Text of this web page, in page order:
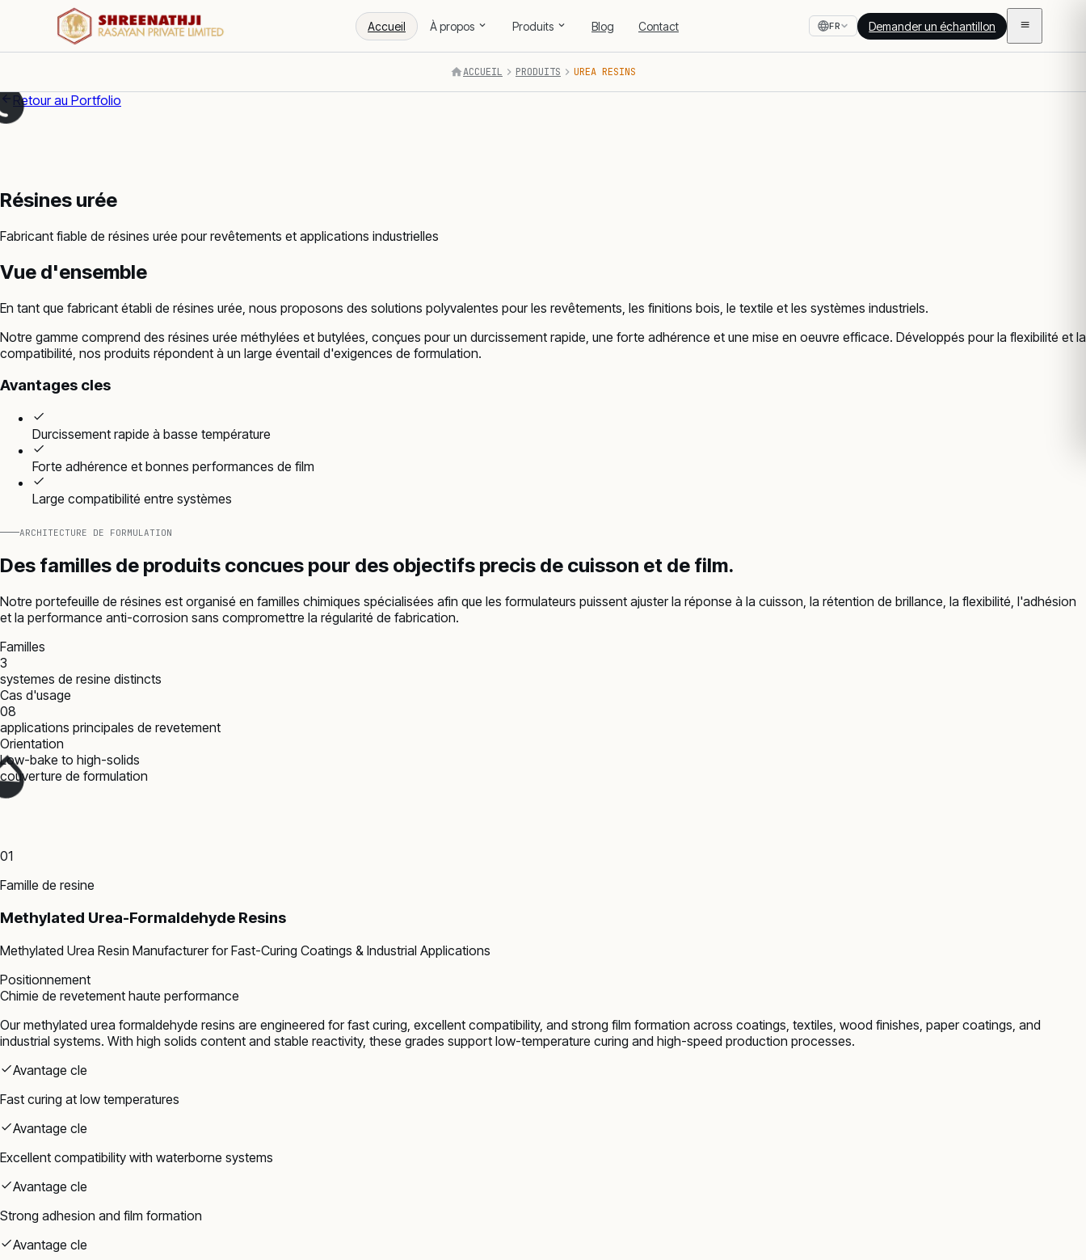
Accueil À propos Produits Blog Contact FR Demander un échantillon
ACCUEIL PRODUITS UREA RESINS
Retour au Portfolio
Résines urée
Fabricant fiable de résines urée pour revêtements et applications industrielles
Vue d'ensemble
En tant que fabricant établi de résines urée, nous proposons des solutions polyvalentes pour les revêtements, les finitions bois, le textile et les systèmes industriels.
Notre gamme comprend des résines urée méthylées et butylées, conçues pour un durcissement rapide, une forte adhérence et une mise en oeuvre efficace. Développés pour la flexibilité et la
compatibilité, nos produits répondent à un large éventail d'exigences de formulation.
Avantages cles
Durcissement rapide à basse température
Forte adhérence et bonnes performances de film
Large compatibilité entre systèmes
ARCHITECTURE DE FORMULATION
Des familles de produits concues pour des objectifs precis de cuisson et de film.
Notre portefeuille de résines est organisé en familles chimiques spécialisées afin que les formulateurs puissent ajuster la réponse à la cuisson, la rétention de brillance, la flexibilité, l'adhésion
et la performance anti-corrosion sans compromettre la régularité de fabrication.
Familles
3
systemes de resine distincts
Cas d'usage
08
applications principales de revetement
Orientation
Low-bake to high-solids
couverture de formulation
01
Famille de resine
Methylated Urea-Formaldehyde Resins
Methylated Urea Resin Manufacturer for Fast-Curing Coatings & Industrial Applications
Positionnement
Chimie de revetement haute performance
Our methylated urea formaldehyde resins are engineered for fast curing, excellent compatibility, and strong film formation across coatings, textiles, wood finishes, paper coatings, and
industrial systems. With high solids content and stable reactivity, these grades support low-temperature curing and high-speed production processes.
Avantage cle
Fast curing at low temperatures
Avantage cle
Excellent compatibility with waterborne systems
Avantage cle
Strong adhesion and film formation
Avantage cle